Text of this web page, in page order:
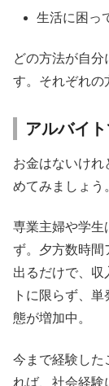
生活に困っ
どの方法が自分
す。それぞれの
アルバイ
お金はないけれ
めてみましょう
専業主婦や学生
ず。夕方数時間
出るだけで、収
トに限らず、
態が増加中。
今まで経験した
れば、社会経験